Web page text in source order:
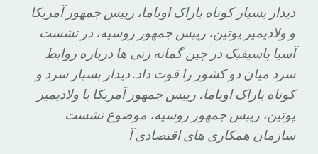
دیدار بسیار کوتاه باراک اوباما، رییس جمهور آمریکا
و ولادیمیر پوتین، رییس جمهور روسیه، در نشست
آسیا پاسیفیک در چین گمانه زنی ها درباره روابط
سرد میان دو کشور را قوت داد. دیدار بسیار سرد و
کوتاه باراک اوباما، رییس جمهور آمریکا با ولادیمیر
پوتین، رییس جمهور روسیه، موضوع نشست
سازمان همکاری های اقتصادی آ